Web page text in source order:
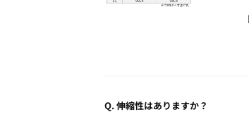
Q.伸縮性はありますか？